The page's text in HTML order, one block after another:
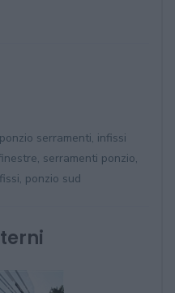
serramenti, infissi
serramenti ponzio,
ponzio sud